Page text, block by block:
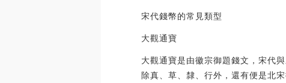
宋代錢幣的常見類型
大觀通寶
大觀通寶是由徽宗御題錢文，宋代
除真、草、隸、行外，還有便是北